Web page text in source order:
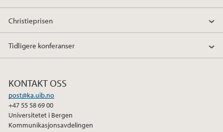
n
k
Christieprisen
Tidligere konferanser
KONTAKT OSS
post@ka.uib.no
+47 55 58 69 00
Universitetet i Bergen
Kommunikasjonsavdelingen